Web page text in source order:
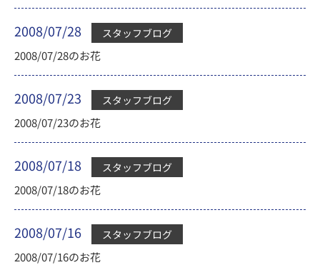
2008/07/28 スタッフブログ
2008/07/28のお花
2008/07/23 スタッフブログ
2008/07/23のお花
2008/07/18 スタッフブログ
2008/07/18のお花
2008/07/16 スタッフブログ
2008/07/16のお花